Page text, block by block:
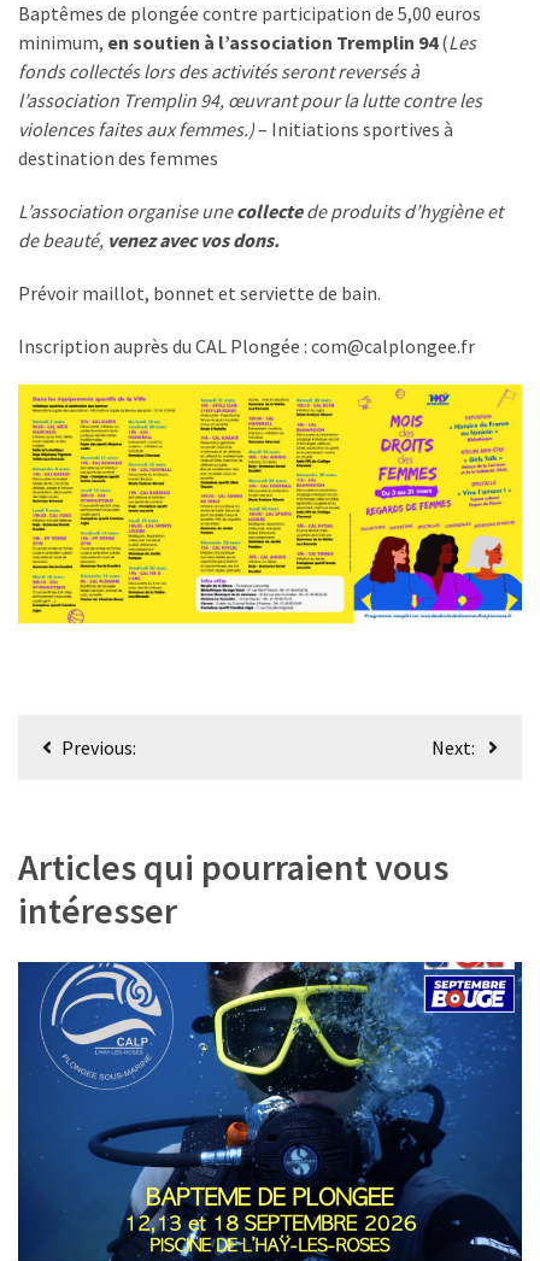
Baptêmes de plongée contre participation de 5,00 euros
minimum, en soutien à l’association Tremplin 94(Les
fonds collectés lors des activités seront reversés à
l’association Tremplin 94, œuvrant pour la lutte contre les
violences faites aux femmes.)– Initiations sportives à
destination des femmes
L’association organise unecollectede produits d’hygiène et
de beauté, venez avec vos dons.
Prévoir maillot, bonnet et serviette de bain.
Inscription auprès du CAL Plongée : com@calplongee.fr
Navigation
Previous: Next:
Articles qui pourraient vous
intéresser